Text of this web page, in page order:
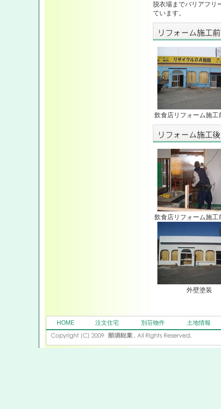
脱衣場までバリアフリ
ています。
飲食店リフォーム施
飲食店リフォーム施
外壁塗装
HOME 注文住宅 別荘物件 土地情報